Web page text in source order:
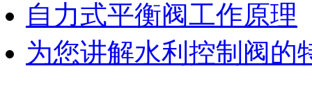
自力式平衡阀工作原理
为您讲解水利控制阀的